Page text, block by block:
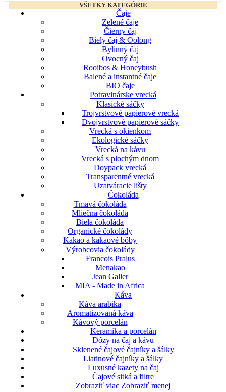
VŠETKY KATEGÓRIE
Čaje
Zelené čaje
Čierny čaj
Biely čaj & Oolong
Bylinný čaj
Ovocný čaj
Rooibos & Honeybush
Balené a instantné čaje
BIO čaje
Potravinárske vrecká
Klasické sáčky
Trojvrstvové papierové vrecká
Dvojvrstvové papierové sáčky
Vrecká s okienkom
Ekologické sáčky
Vrecká na kávu
Vrecká s plochým dnom
Doypack vrecká
Transparentné vrecká
Uzatváracie lišty
Čokoláda
Tmavá čokoláda
Mliečna čokoláda
Biela čokoláda
Organické čokolády
Kakao a kakaové bôby
Výrobcovia čokolády
Francois Pralus
Menakao
Jean Galler
MIA - Made in Africa
Káva
Káva arabika
Aromatizovaná káva
Kávový porcelán
Keramika a porcelán
Dózy na čaj a kávu
Sklenené čajové čajníky a šálky
Liatinové čajníky a šálky
Luxusné kazety na čaj
Čajové sitká a filtre
Zobraziť viac Zobraziť menej